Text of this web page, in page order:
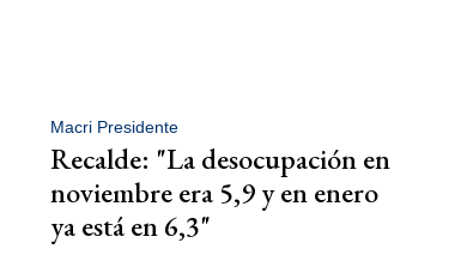
Macri Presidente
Recalde: "La desocupación en
noviembre era 5,9 y en enero
ya está en 6,3"